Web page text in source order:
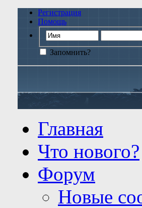
Регистрация
Помощь
Запомнить?
Главная
Что нового?
Форум
Новые